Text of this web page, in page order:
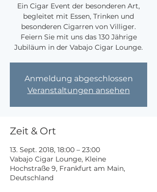
Ein Cigar Event der besonderen Art,
begleitet mit Essen, Trinken und
besonderen Cigarren von Villiger.
Feiern Sie mit uns das 130 Jährige
Jubiläum in der Vabajo Cigar Lounge.
Anmeldung abgeschlossen
Veranstaltungen ansehen
Zeit & Ort
13. Sept. 2018, 18:00 – 23:00
Vabajo Cigar Lounge, Kleine
Hochstraße 9, Frankfurt am Main,
Deutschland